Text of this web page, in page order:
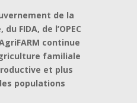
de la
FIDA, de l’OPEC
continue
familiale
et plus
populations